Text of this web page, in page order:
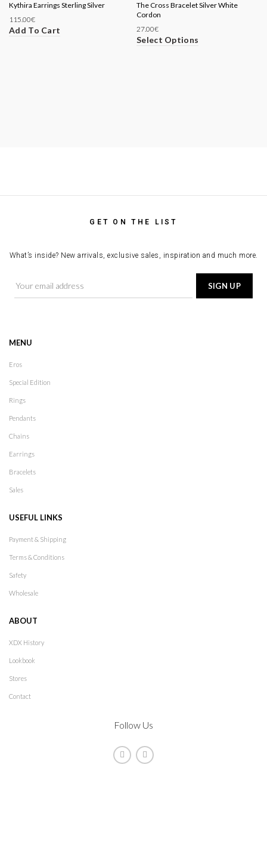
Kythira Earrings Sterling Silver
115.00€
Add To Cart
The Cross Bracelet Silver White
Cordon
27.00€
Select Options
GET ON THE LIST
What’s inside? New arrivals, exclusive sales, inspiration and much more.
MENU
Eros
Special Edition
Rings
Pendants
Chains
Earrings
Bracelets
Sales
USEFUL LINKS
Payment & Shipping
Terms & Conditions
Safety
Wholesale
ABOUT
XDX History
Lookbook
Stores
Contact
Follow Us